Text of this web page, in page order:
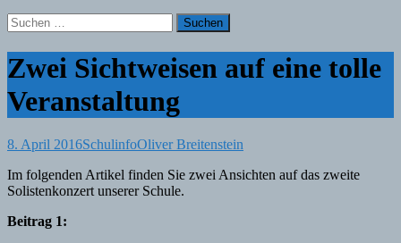
Suchen
nach:
Zwei Sichtweisen auf eine tolle
Veranstaltung
8. April 2016SchulinfoOliver Breitenstein
Im folgenden Artikel finden Sie zwei Ansichten auf das zweite
Solistenkonzert unserer Schule.
Beitrag 1: